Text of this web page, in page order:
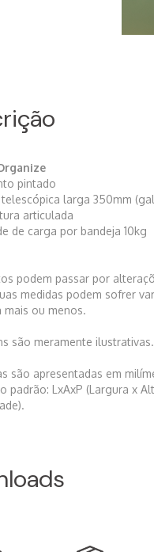
pintado
larga 350mm
articulada
de carga por bandeja 10kg
podem passar por
medidas podem sofrer
mais ou menos.
são meramente ilustrativas.
são apresentadas em
padrão: LxAxP (Largura x